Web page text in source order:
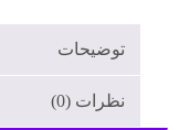
توضیحات
نظرات (0)